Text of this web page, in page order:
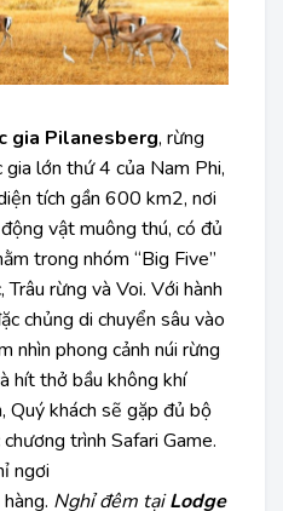
gia Pilanesberg, rừng
lớn thứ 4 của Nam Phi,
tích gần 600 km2, nơi
vật muông thú, có đủ
trong nhóm “Big Five”
rừng và Voi. Với hành
chủng di chuyển sâu vào
nhìn phong cảnh núi rừng
hít thở bầu không khí
Quý khách sẽ gặp đủ bộ
trình Safari Game.
ngơi
Nghỉ đêm tạiLodge